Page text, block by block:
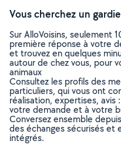
Vous cherchez un
Sur AlloVoisins, seulement
première réponse à votre
et trouvez en quelques
autour de chez vous, pour
animaux
Consultez les profils des
particuliers, qui vous ont
réalisation, expertises,
votre demande et à votre
Conversez ensemble
des échanges sécurisés et
intégrés.